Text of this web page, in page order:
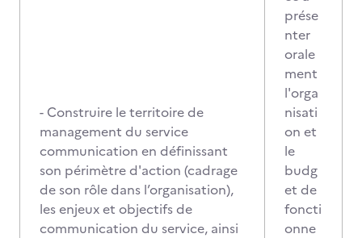
- Construire le territoire de
management du service
communication en définissant
son périmètre d'action (cadrage
de son rôle dans l’organisation),
les enjeux et objectifs de
communication du service, ainsi
prése
nter
orale
ment
l'orga
nisati
on et
le
budg
et de
foncti
onne